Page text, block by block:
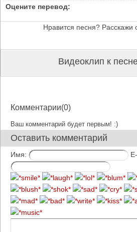
Оцените перевод:
Нравится песня? Расскажи
Видеоклип к
Комментарии(0)
Ваш комментарий будет первым! :)
Оставить комментарий
Имя: